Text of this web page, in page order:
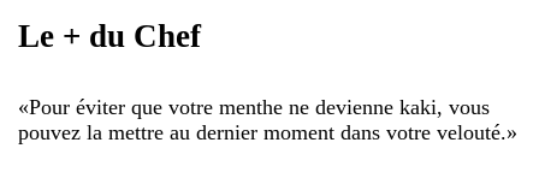
Le + du Chef
«Pour éviter que votre menthe ne devienne kaki, vous
pouvez la mettre au dernier moment dans votre velouté.»